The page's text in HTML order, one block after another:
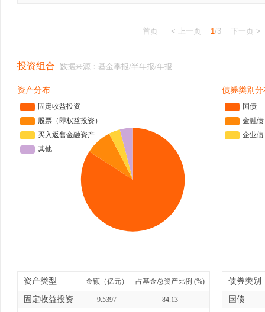
首页 < 上一页 1/3 下一页 >
投资组合 数据来源：基金季报/半年报/年报
资产分布
资产类型 金额（亿元） 占基金总资产比例 (%)
固定收益投资 9.5397 84.13
债券类别分
债券类别
国债